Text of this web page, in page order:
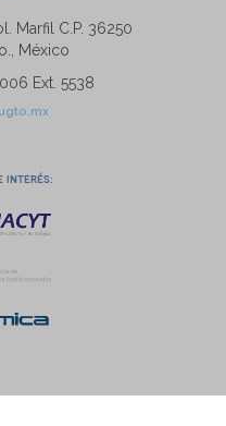
Marfil C.P. 36250
México
Ext. 5538
interés: